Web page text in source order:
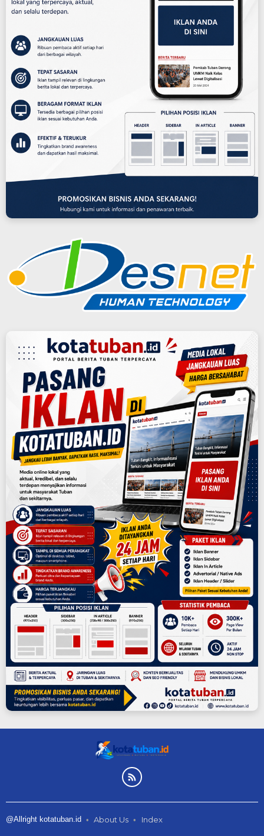
@Allright kotatuban.id About Us Index